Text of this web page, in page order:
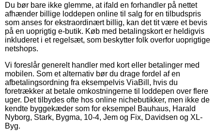
Du bør bare ikke glemme, at ifald en forhandler på nettet
afhænder billige loddepen online til salg for en tilbudspris
som anses for ekstraordinært billig, kan det tit være et bevis
på en uoprigtig e-butik. Køb med betalingskort er heldigvis
inkluderet i et regelsæt, som beskytter folk overfor uoprigtige
netshops.
Vi foreslår generelt handler med kort eller betalinger med
mobilen. Som et alternativ bør du drage fordel af en
afbetalingsordning fra eksempelvis ViaBill, hvis du
foretrækker at betale omkostningerne til loddepen over flere
uger. Det tilbydes ofte hos online nichebutikker, men ikke de
kendte byggekæder som for eksempel Bauhaus, Harald
Nyborg, Stark, Bygma, 10-4, Jem og Fix, Davidsen og XL-
Byg.